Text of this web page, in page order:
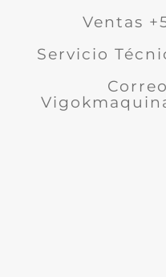
Ventas
Servicio